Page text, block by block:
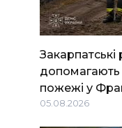
Закарпатські
допомагають
пожежі у
05.08.2026